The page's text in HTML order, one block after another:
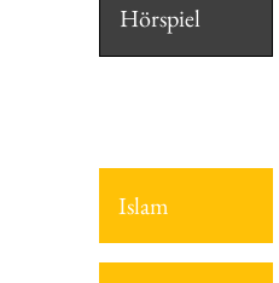
Hörspiel
Islam